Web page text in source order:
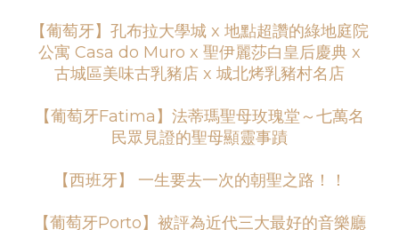
【葡萄牙】孔布拉大學城 x 地點超讚的綠地庭院
公寓 Casa do Muro x 聖伊麗莎白皇后慶典 x
古城區美味古乳豬店 x 城北烤乳豬村名店
【葡萄牙Fatima】法蒂瑪聖母玫瑰堂～七萬名
民眾見證的聖母顯靈事蹟
【西班牙】 一生要去一次的朝聖之路！！
【葡萄牙Porto】被評為近代三大最好的音樂廳